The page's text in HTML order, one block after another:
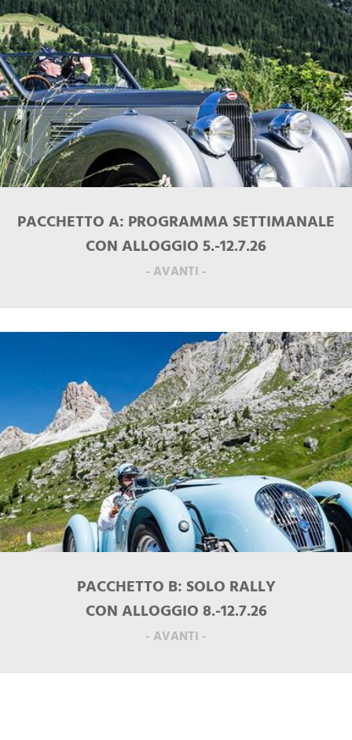
PACCHETTO A: PROGRAMMA SETTIMANALE
CON ALLOGGIO 5.-12.7.26
- AVANTI -
PACCHETTO B: SOLO RALLY
CON ALLOGGIO 8.-12.7.26
- AVANTI -